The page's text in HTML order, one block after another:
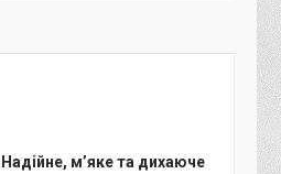
м’яке та дихаюче